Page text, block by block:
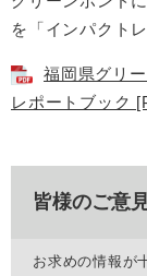
を「インパクト
福岡県グリ
レポートブック
皆様のご意
お求めの情報が